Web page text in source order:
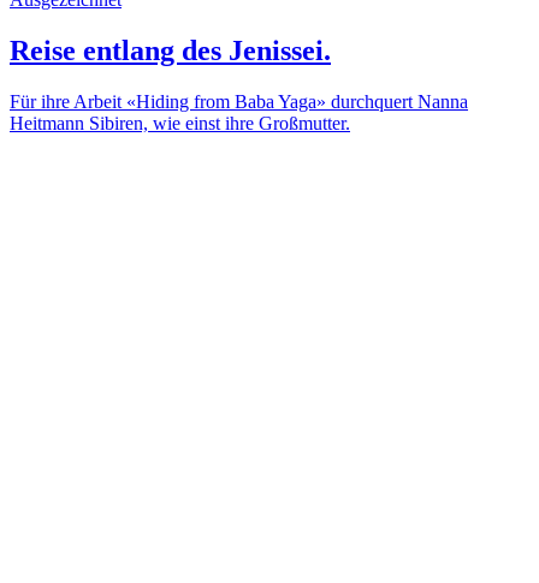
Reise entlang des Jenissei.
Für ihre Arbeit «Hiding from Baba Yaga» durchquert Nanna
Heitmann Sibiren, wie einst ihre Großmutter.